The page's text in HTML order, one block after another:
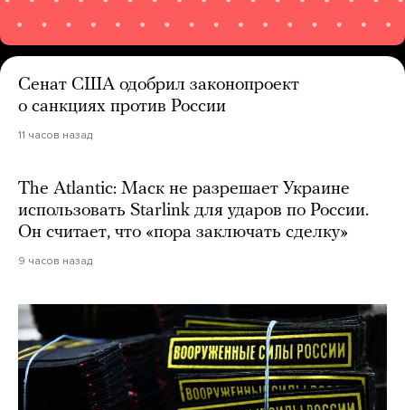
Сенат США одобрил законопроект
о санкциях против России
11 часов назад
The Atlantic: Маск не разрешает Украине
использовать Starlink для ударов по России.
Он считает, что «пора заключать сделку»
9 часов назад